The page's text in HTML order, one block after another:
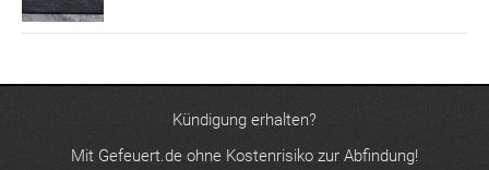
Kündigung erhalten?
Mit Gefeuert.de ohne Kostenrisiko zur Abfindung!